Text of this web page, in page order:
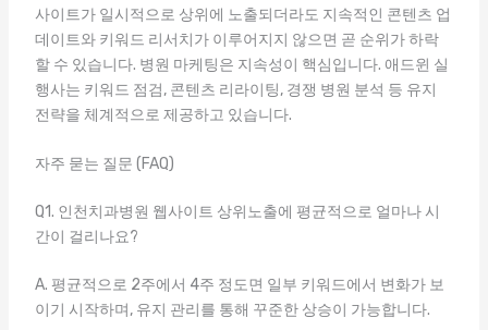
사이트가 일시적으로 상위에 노출되더라도 지속적인 콘텐츠 업
데이트와 키워드 리서치가 이루어지지 않으면 곧 순위가 하락
할 수 있습니다. 병원 마케팅은 지속성이 핵심입니다. 애드윈 실
행사는 키워드 점검, 콘텐츠 리라이팅, 경쟁 병원 분석 등 유지
전략을 체계적으로 제공하고 있습니다.
자주 묻는 질문 (FAQ)
Q1. 인천치과병원 웹사이트 상위노출에 평균적으로 얼마나 시
간이 걸리나요?
A. 평균적으로 2주에서 4주 정도면 일부 키워드에서 변화가 보
이기 시작하며, 유지 관리를 통해 꾸준한 상승이 가능합니다.